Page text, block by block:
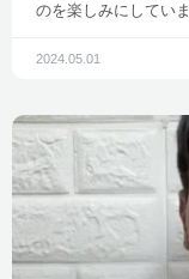
のを楽しみにしてい
2024.05.01